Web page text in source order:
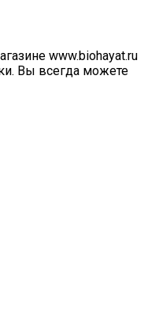
www.biohayat.ru
Вы всегда можете